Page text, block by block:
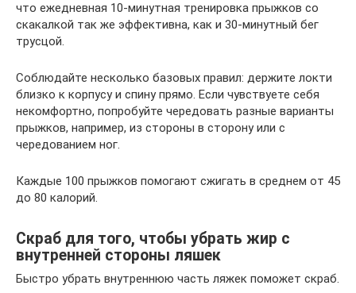
что ежедневная 10-минутная тренировка прыжков со
скакалкой так же эффективна, как и 30-минутный бег
трусцой.
Соблюдайте несколько базовых правил: держите локти
близко к корпусу и спину прямо. Если чувствуете себя
некомфортно, попробуйте чередовать разные варианты
прыжков, например, из стороны в сторону или с
чередованием ног.
Каждые 100 прыжков помогают сжигать в среднем от 45
до 80 калорий.
Скраб для того, чтобы убрать жир с
внутренней стороны ляшек
Быстро убрать внутреннюю часть ляжек поможет скраб.